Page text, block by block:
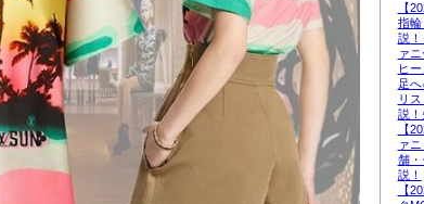
【
指
説
ァ
ヒ
足
リ
説！
【
ァ
舗
説！
【